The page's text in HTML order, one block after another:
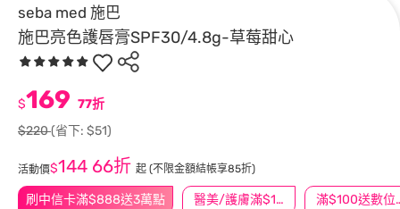
seba med 施巴
施巴亮色護唇膏SPF30/4.8g-草莓甜心
刷中信卡滿$888送3萬點 醫美/護膚滿$1200送$200 滿
$169 77折
$220(省下: $51)
活動價$144 66折 起 (不限金額結帳享85折)